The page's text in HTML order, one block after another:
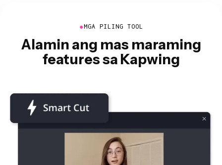
●MGA PILING TOOL
Alamin ang mas maraming
features sa Kapwing